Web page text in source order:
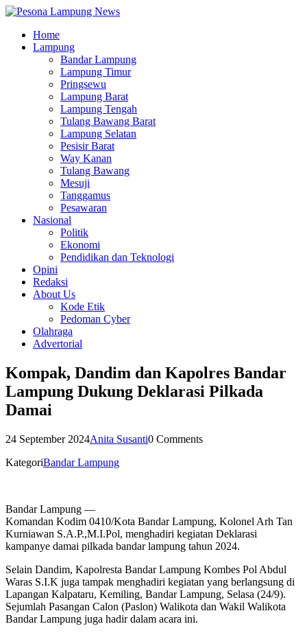
Home
Lampung
Bandar Lampung
Lampung Timur
Pringsewu
Lampung Barat
Lampung Tengah
Tulang Bawang Barat
Lampung Selatan
Pesisir Barat
Way Kanan
Tulang Bawang
Mesuji
Tanggamus
Pesawaran
Nasional
Politik
Ekonomi
Pendidikan dan Teknologi
Opini
Redaksi
About Us
Kode Etik
Pedoman Cyber
Olahraga
Advertorial
Kompak, Dandim dan Kapolres Bandar
Lampung Dukung Deklarasi Pilkada
Damai
24 September 2024Anita Susanti0 Comments
KategoriBandar Lampung
Bandar Lampung —
Komandan Kodim 0410/Kota Bandar Lampung, Kolonel Arh Tan
Kurniawan S.A.P.,M.I.Pol, menghadiri kegiatan Deklarasi
kampanye damai pilkada bandar lampung tahun 2024.
Selain Dandim, Kapolresta Bandar Lampung Kombes Pol Abdul
Waras S.I.K juga tampak menghadiri kegiatan yang berlangsung di
Lapangan Kalpataru, Kemiling, Bandar Lampung, Selasa (24/9).
Sejumlah Pasangan Calon (Paslon) Walikota dan Wakil Walikota
Bandar Lampung juga hadir dalam acara ini.